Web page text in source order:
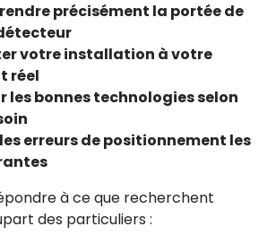
précisément la portée de
votre installation à votre
réel
les bonnes technologies selon
erreurs de positionnement les
à ce que recherchent
des particuliers :